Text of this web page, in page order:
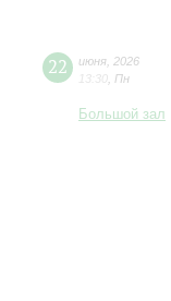
22 июня 2026
13:30 Пн
Большой зал